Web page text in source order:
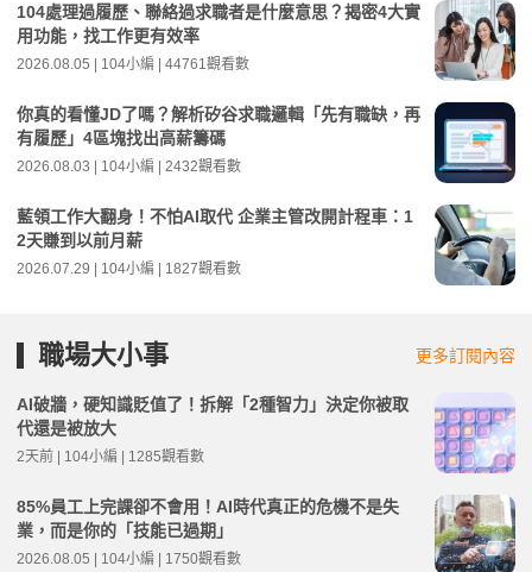
104處理過履歷、聯絡過求職者是什麼意思？揭密4大實
用功能，找工作更有效率
2026.08.05 | 104小編 | 44761觀看數
你真的看懂JD了嗎？解析矽谷求職邏輯「先有職缺，再
有履歷」4區塊找出高薪籌碼
2026.08.03 | 104小編 | 2432觀看數
藍領工作大翻身！不怕AI取代 企業主管改開計程車：1
2天賺到以前月薪
2026.07.29 | 104小編 | 1827觀看數
職場大小事 更多訂閱內容
AI破牆，硬知識貶值了！拆解「2種智力」決定你被取
代還是被放大
2天前 | 104小編 | 1285觀看數
85%員工上完課卻不會用！AI時代真正的危機不是失
業，而是你的「技能已過期」
2026.08.05 | 104小編 | 1750觀看數